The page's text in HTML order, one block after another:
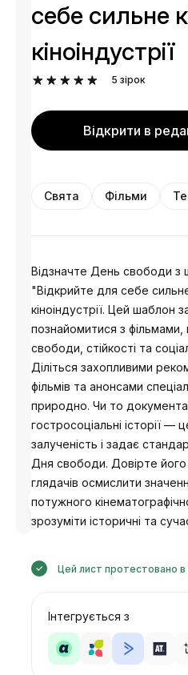
Розроблено
Анастасія
себе сильне
кіноіндустрії
5 зірок
Відкрити в
Свята Фільми
Відзначте День свободи з
"Відкрийте для себе
кіноіндустрії. Цей шаблон
познайомитися з
свободи, стійкості та
Діліться захопливими
фільмів та анонсами
природно. Чи то
гостросоціальні історії
залученість і задає
Дня свободи. Довірте його
глядачів осмислити
потужного
зрозуміти історичні та
Цей лист протестовано в
Інтегрується з